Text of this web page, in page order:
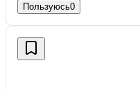
Пользуюсь0